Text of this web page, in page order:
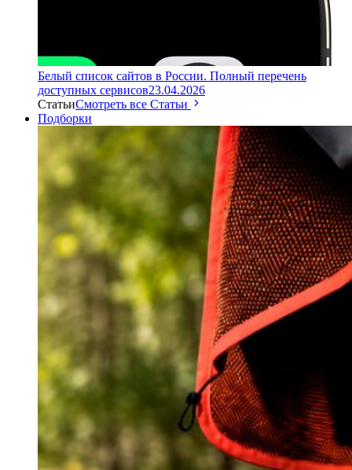
Белый список сайтов в России. Полный перечень
доступных сервисов23.04.2026
СтатьиСмотреть все Статьи
Подборки